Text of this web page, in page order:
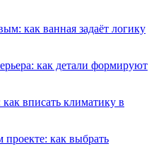
как ванная задаёт логику
как детали формируют
вписать климатику в
как выбрать